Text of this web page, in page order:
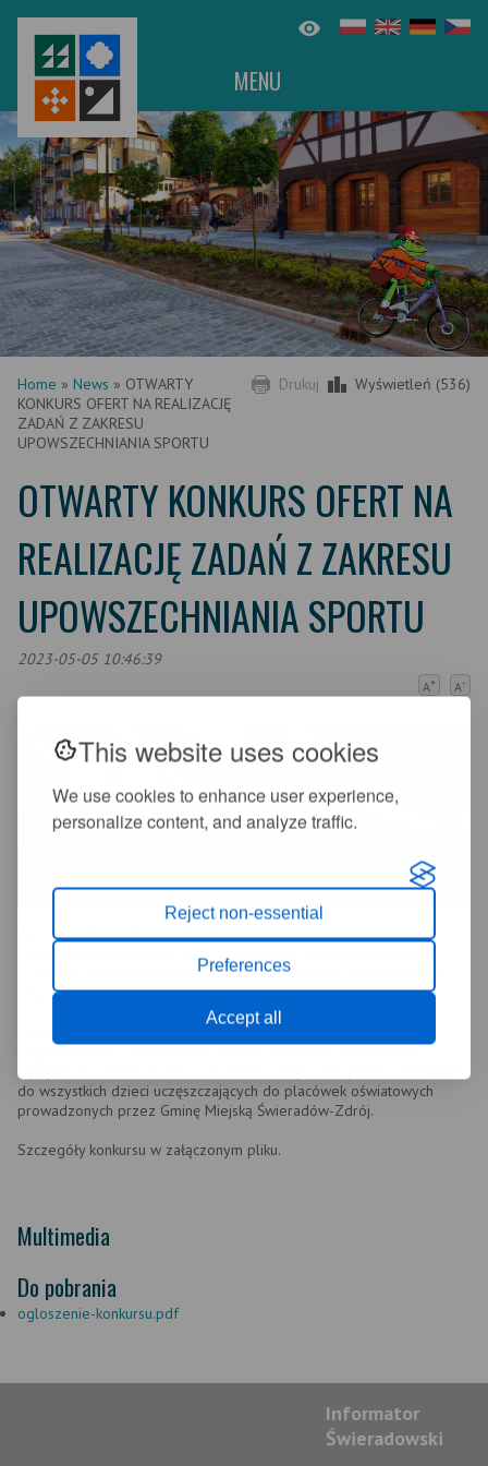
This website uses cookies
We use cookies to enhance user experience,
personalize content, and analyze traffic.
Reject non-essential
Preferences
Accept all
MENU
Drukuj Wyświetleń (536)
Home » News » OTWARTY
KONKURS OFERT NA REALIZACJĘ
ZADAŃ Z ZAKRESU
UPOWSZECHNIANIA SPORTU
OTWARTY KONKURS OFERT NA
REALIZACJĘ ZADAŃ Z ZAKRESU
UPOWSZECHNIANIA SPORTU
2023-05-05 10:46:39
A+ A-
Burmistrz Miasta Świeradów-Zdrój
ogłasza otwarty konkurs ofert na realizację zadań publicznych
z zakresu upowszechniania sportu w Świeradowie-Zdroju w 2023
Organizowanie i prowadzenie szkółki narciarskiej narciarstwo
alpejskie dla minimum 40 uczestników. Zajęcia bezpłatne skierowane
do wszystkich dzieci uczęszczających do placówek oświatowych
prowadzonych przez Gminę Miejską Świeradów-Zdrój.
Szczegóły konkursu w załączonym pliku.
Multimedia
Do pobrania
ogloszenie-konkursu.pdf
Informator
Świeradowski